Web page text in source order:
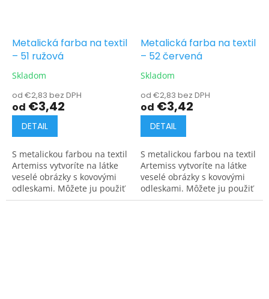
Metalická farba na textil
– 51 ružová
Skladom
od €2,83 bez DPH
od €3,42
DETAIL
S metalickou farbou na textil
Artemiss vytvoríte na látke
veselé obrázky s kovovými
odleskami. Môžete ju použiť
na tmavé aj svetlé materiály.
Metalická farba na textil
– 52 červená
Skladom
od €2,83 bez DPH
od €3,42
DETAIL
S metalickou farbou na textil
Artemiss vytvoríte na látke
veselé obrázky s kovovými
odleskami. Môžete ju použiť
na tmavé aj svetlé materiály.